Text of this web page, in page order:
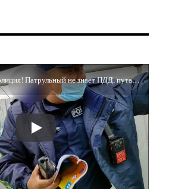
в
И снова дорожная полиция! Патрульный не знает ПДД, путается в знаках и требует снимать его на видео!